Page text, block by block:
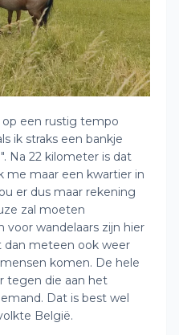
op een rustig tempo
ik straks een bankje
Na 22 kilometer is dat
me maar een kwartier in
er dus maar rekening
zal moeten
voor wandelaars zijn hier
dan meteen ook weer
komen. De hele
tegen die aan het
Dat is best wel
België.